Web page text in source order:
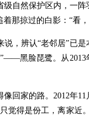
自然保护区内，一阵
那掠过的白影：“看
辨认“老邻居”已是
黑脸琵鹭。从2013
家的路。2012年11
觉得是份工，离家近